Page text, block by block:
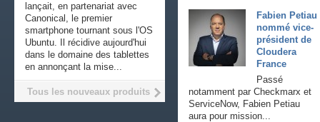
Fabien Petiau
nommé vice-
président de
Cloudera
France
Passé
notamment par Checkmarx et
ServiceNow, Fabien Petiau
aura pour mission...
lançait, en partenariat avec
Canonical, le premier
smartphone tournant sous l'OS
Ubuntu. Il récidive aujourd'hui
dans le domaine des tablettes
en annonçant la mise...
Tous les nouveaux produits